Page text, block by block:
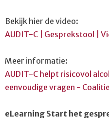
Bekijk hier de video:
AUDIT-C | Gesprekstool |
Meer informatie:
AUDIT-C helpt risicovol
eenvoudige vragen -
eLearning Start het